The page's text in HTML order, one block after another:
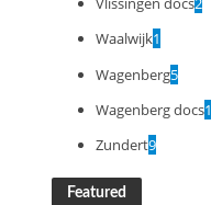
Waalwijk1
Wagenberg5
Wagenberg docs1
Zundert9
Featured